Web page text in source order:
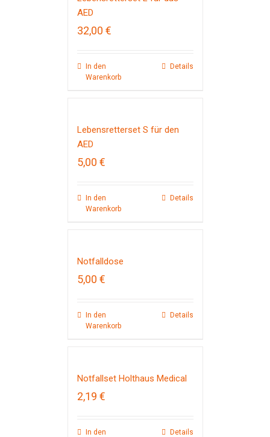
AED
32,00 €
In den
Warenkorb
Details
Lebensretterset S für den
AED
5,00 €
In den
Warenkorb
Details
Notfalldose
5,00 €
In den
Warenkorb
Details
Notfallset Holthaus Medical
2,19 €
In den
Details